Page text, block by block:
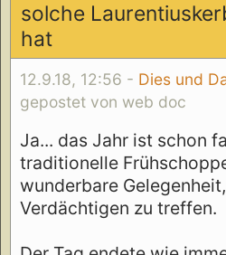
solche
hat
12.9.18, 12:56 - Dies und
gepostet von web doc
Ja... das Jahr ist schon
traditionelle
wunderbare
Verdächtigen zu treffen.